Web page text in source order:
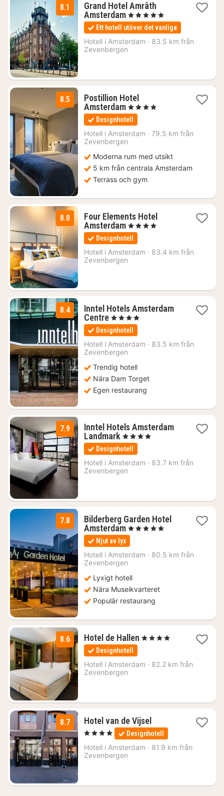
8.1
Grand Hotel Amrâth
Amsterdam1
natt
från
2334
kr.
, 5 Stjärnor
Ett hotell utöver det vanliga
Hotell i Amsterdam · 83.5 km från
Zevenbergen
8.5
Postillion Hotel
Amsterdam1
natt
från
1221
kr.
, 4 Stjärnor
Designhotell
Hotell i Amsterdam · 79.5 km från
Zevenbergen
Moderna rum med utsikt
5 km från centrala Amsterdam
Terrass och gym
8.0
Four Elements Hotel
Amsterdam1
natt
från
1055
kr.
, 4 Stjärnor
Designhotell
Hotell i Amsterdam · 83.4 km från
Zevenbergen
8.4
Inntel Hotels Amsterdam
Centre1
natt
från
2072
kr.
, 4 Stjärnor
Designhotell
Hotell i Amsterdam · 83.5 km från
Zevenbergen
Trendig hotell
Nära Dam Torget
Egen restaurang
7.9
Inntel Hotels Amsterdam
Landmark 1
natt
från
1554
kr.
, 4 Stjärnor
Designhotell
Hotell i Amsterdam · 83.7 km från
Zevenbergen
7.8
Bilderberg Garden Hotel
Amsterdam1
natt
från
1419
kr.
, 5 Stjärnor
Njut av lyx
Hotell i Amsterdam · 80.5 km från
Zevenbergen
Lyxigt hotell
Nära Museikvarteret
Populär restaurang
8.6 Hotel de Hallen 1
1277
, 4 Stjärnor
Designhotell
Hotell i Amsterdam · 82.2 km från
Zevenbergen
8.7 Hotel van de Vijsel1
natt
från
1077
, 4 Stjärnor Designhotell
Hotell i Amsterdam · 81.9 km från
Zevenbergen